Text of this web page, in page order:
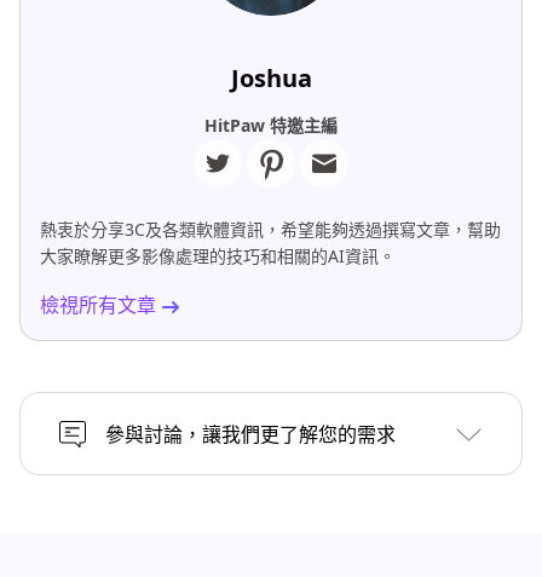
Joshua
HitPaw 特邀主編
熱衷於分享3C及各類軟體資訊，希望能夠透過撰寫文章，幫助
大家瞭解更多影像處理的技巧和相關的AI資訊。
檢視所有文章
參與討論，讓我們更了解您的需求